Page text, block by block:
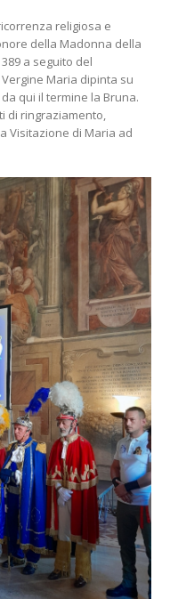
religiosa e
della Madonna della
a seguito del
Maria dipinta su
qui il termine la Bruna.
di ringraziamento,
Visitazione di Maria ad